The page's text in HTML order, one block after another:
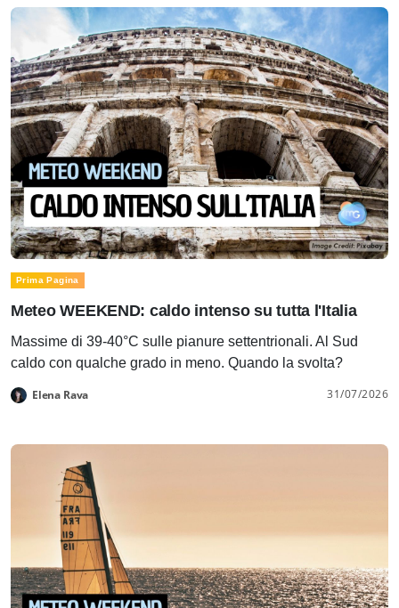
Prima Pagina
Meteo WEEKEND: caldo intenso su tutta l'Italia
Massime di 39-40°C sulle pianure settentrionali. Al Sud
caldo con qualche grado in meno. Quando la svolta?
Elena Rava 31/07/2026